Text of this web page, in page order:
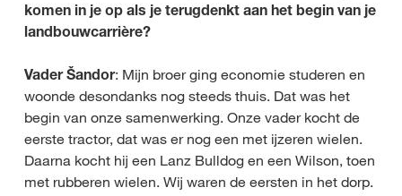
komen in je op als je terugdenkt aan het begin van je
landbouwcarrière?
Vader Šandor: Mijn broer ging economie studeren en
woonde desondanks nog steeds thuis. Dat was het
begin van onze samenwerking. Onze vader kocht de
eerste tractor, dat was er nog een met ijzeren wielen.
Daarna kocht hij een Lanz Bulldog en een Wilson, toen
met rubberen wielen. Wij waren de eersten in het dorp.